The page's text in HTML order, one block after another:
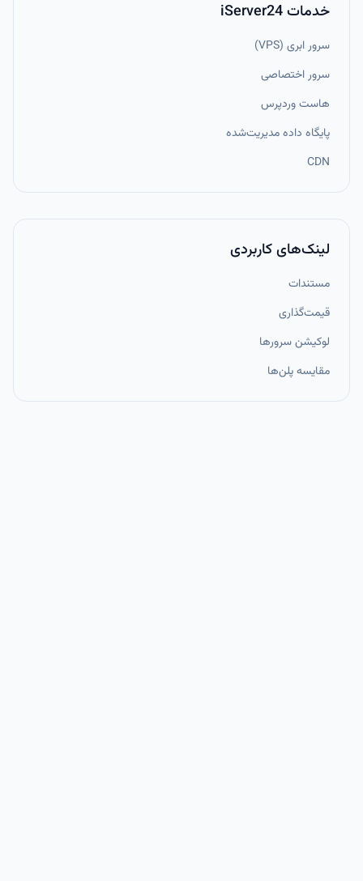
خدمات iServer24
سرور ابری (VPS)
سرور اختصاصی
هاست وردپرس
پایگاه داده مدیریت‌شده
CDN
لینک‌های کاربردی
مستندات
قیمت‌گذاری
لوکیشن سرورها
مقایسه پلن‌ها